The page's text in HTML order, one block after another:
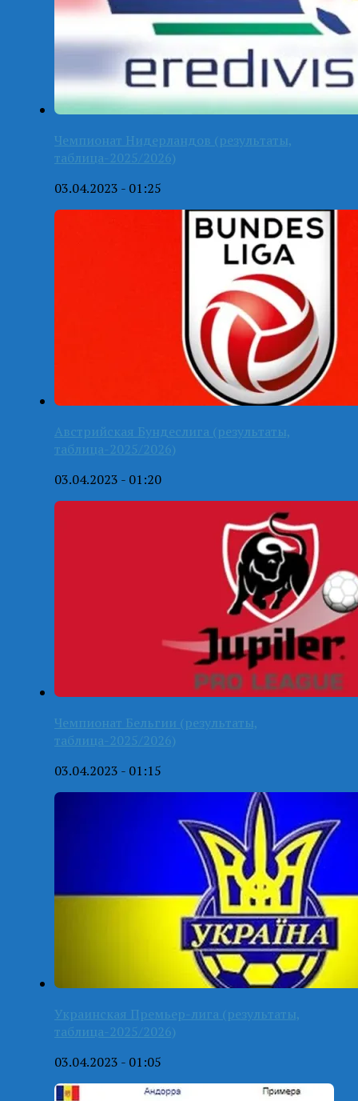
Чемпионат Нидерландов (результаты,
таблица-2025/2026)
03.04.2023 - 01:25
Австрийская Бундеслига (результаты,
таблица-2025/2026)
03.04.2023 - 01:20
Чемпионат Бельгии (результаты,
таблица-2025/2026)
03.04.2023 - 01:15
Украинская Премьер-лига (результаты,
таблица-2025/2026)
03.04.2023 - 01:05